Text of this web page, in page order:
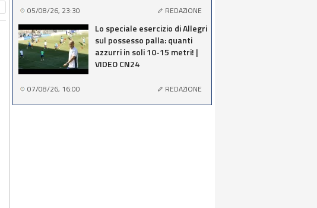
05/08/26, 23:30 REDAZIONE
Lo speciale esercizio di Allegri
sul possesso palla: quanti
azzurri in soli 10-15 metri! |
VIDEO CN24
07/08/26, 16:00 REDAZIONE